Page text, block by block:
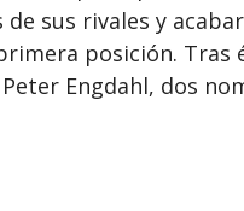
sus rivales y
posición. Tras
Engdahl, dos